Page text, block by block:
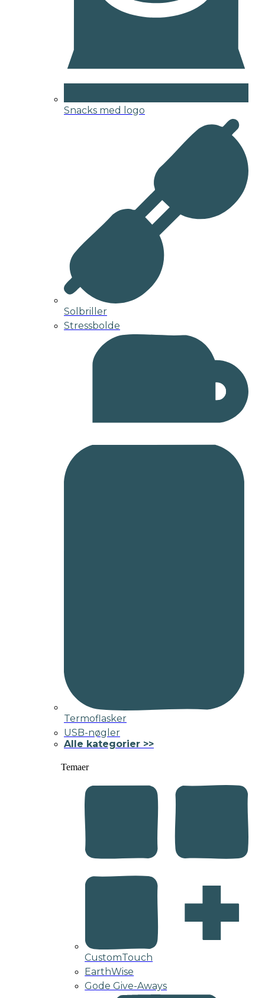
Snacks med logo
Solbriller
Stressbolde
Termoflasker
USB-nøgler
Alle kategorier >>
Temaer
CustomTouch
EarthWise
Gode Give-Aways